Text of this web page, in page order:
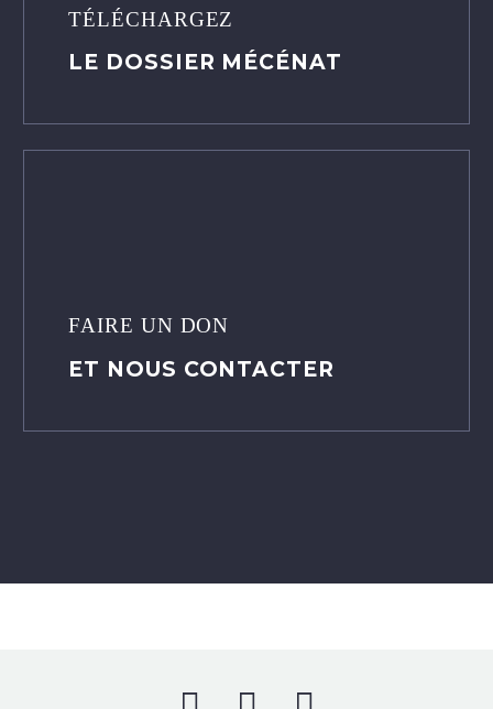
TÉLÉCHARGEZ
LE DOSSIER MÉCÉNAT
FAIRE UN DON
ET NOUS CONTACTER